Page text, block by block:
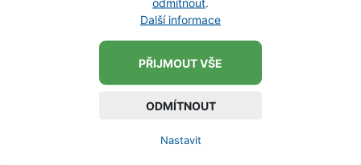
Další informace
PŘIJMOUT VŠE
ODMÍTNOUT
Nastavit